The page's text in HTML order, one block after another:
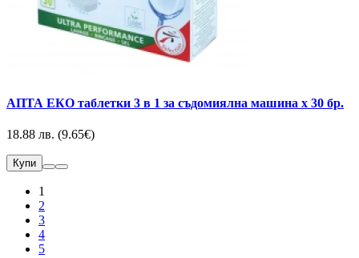
АПТА ЕКО таблетки 3 в 1 за съдомиялна машина х 30 бр.
18.88 лв. (9.65€)
Купи
1
2
3
4
5